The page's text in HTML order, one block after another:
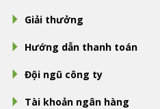
Giải thưởng
Hướng dẫn thanh toán
Đội ngũ công ty
Tài khoản ngân hàng